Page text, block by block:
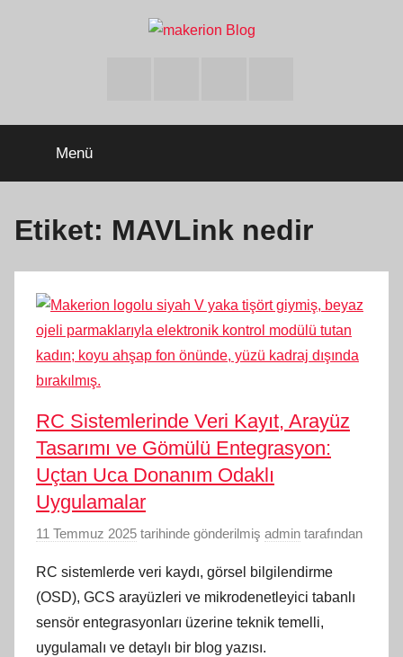
Menü
Etiket: MAVLink nedir
RC Sistemlerinde Veri Kayıt, Arayüz
Tasarımı ve Gömülü Entegrasyon:
Uçtan Uca Donanım Odaklı
Uygulamalar
11 Temmuz 2025 tarihinde gönderilmiş admin tarafından
RC sistemlerde veri kaydı, görsel bilgilendirme
(OSD), GCS arayüzleri ve mikrodenetleyici tabanlı
sensör entegrasyonları üzerine teknik temelli,
uygulamalı ve detaylı bir blog yazısı.